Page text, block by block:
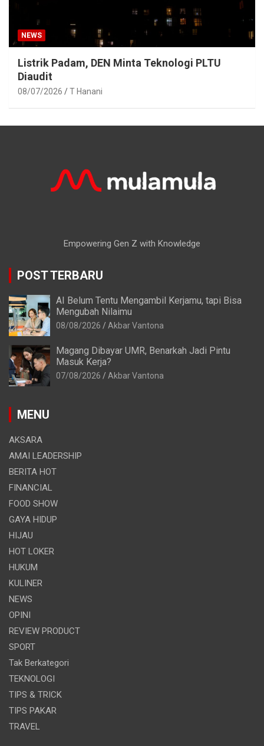
NEWS
Listrik Padam, DEN Minta Teknologi PLTU
Diaudit
08/07/2026 T Hanani
Empowering Gen Z with Knowledge
POST TERBARU
AI Belum Tentu Mengambil Kerjamu, tapi Bisa
Mengubah Nilaimu
08/08/2026 Akbar Vantona
Magang Dibayar UMR, Benarkah Jadi Pintu
Masuk Kerja?
07/08/2026 Akbar Vantona
MENU
AKSARA
AMAI LEADERSHIP
BERITA HOT
FINANCIAL
FOOD SHOW
GAYA HIDUP
HIJAU
HOT LOKER
HUKUM
KULINER
NEWS
OPINI
REVIEW PRODUCT
SPORT
Tak Berkategori
TEKNOLOGI
TIPS & TRICK
TIPS PAKAR
TRAVEL